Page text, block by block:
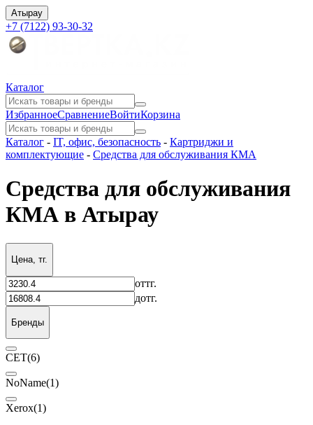
Атырау
+7 (7122) 93-30-32
Каталог
ИзбранноеСравнениеВойтиКорзина
Каталог - IT, офис, безопасность - Картриджи и
комплектующие - Средства для обслуживания КМА
Средства для обслуживания
КМА в Атырау
Цена, тг.
оттг.
дотг.
Бренды
CET(6)
NoName(1)
Xerox(1)